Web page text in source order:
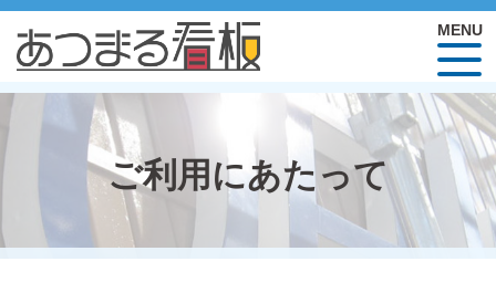
ご利用にあたって